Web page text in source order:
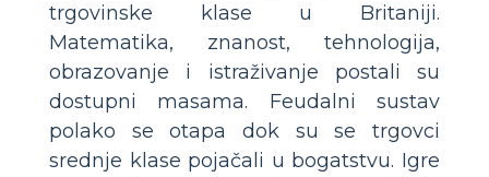
trgovinske klase u Britaniji.
Matematika, znanost, tehnologija,
obrazovanje i istraživanje postali su
dostupni masama. Feudalni sustav
polako se otapa dok su se trgovci
srednje klase pojačali u bogatstvu. Igre